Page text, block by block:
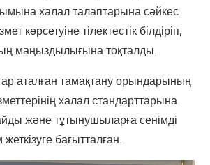
халал талаптарына сәйкес
көрсетуіне тілектестік білдіріп,
маңыздылығына тоқталды.
аталған тамақтану орындарының
халал стандарттарына
және тұтынушыларға сенімді
бағытталған.